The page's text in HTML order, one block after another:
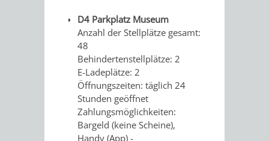
GRUPPEN
BUSINFORMATION
FÜHRUNGEN
GÄSTE-SERVICE
ANREISE
D4 Parkplatz Museum
Anzahl der Stellplätze gesamt:
48
Behindertenstellplätze: 2
E-Ladeplätze: 2
Öffnungszeiten: täglich 24
Stunden geöffnet
Zahlungsmöglichkeiten:
Bargeld (keine Scheine),
Handy (App) -